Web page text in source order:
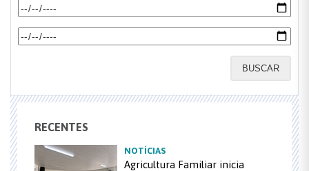
BUSCAR
RECENTES
NOTÍCIAS
Agricultura Familiar inicia